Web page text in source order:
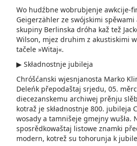
Wo hudźbne wobrubjenje awkcije-
Geigerzähler ze swójskimi
skupiny Berlinska dróha kaž tež
Wilson, mjez druhim z akustiskimi
tačele »Witaj«.
▶ Składnostnje jubileja
Chróšćanski wjesnjanosta Marko
Deleńk přepodaštaj srjedu, 05.
diecezanskemu archiwej prěnju
kotraž je składnostnje 800. jubileja
wosady a tamnišeje gmejny wušła.
sposrědkowaštaj listowe znamki
modern, kotrež su tohorunja k